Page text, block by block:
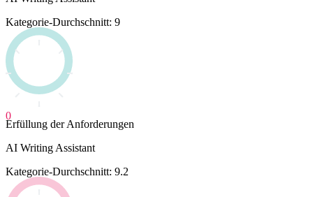
Kategorie-Durchschnitt: 9
0
Erfüllung der Anforderungen
AI Writing Assistant
Kategorie-Durchschnitt: 9.2